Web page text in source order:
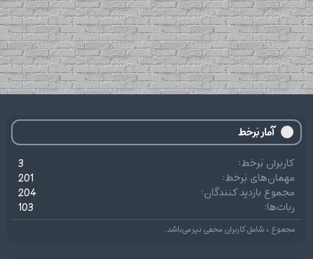
آمار بَرخط
کاربران بَرخط
3
مهمان‌های بَرخط
201
مجموع بازدید کنندگان
204
ربات‌ها
103
مجموع ، شامل کاربران مخفی نیز می‌باشد.